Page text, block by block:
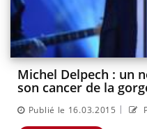
Michel Delpech : un
son cancer de la
Publié le 16.03.2015 |